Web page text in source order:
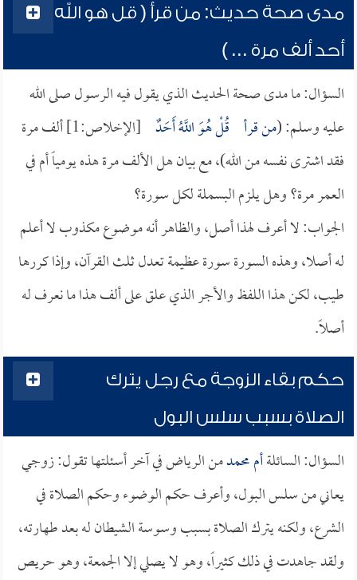
مدى صحة حديث: من قرأ ( قل هو الله
أحد ألف مرة ... )
السؤال: ما مدى صحة الحديث الذي يقول فيه الرسول صلى الله
عليه وسلم: (من قرأ قُلْ هُوَ اللَّهُ أَحَدٌ
[الإخلاص:1] ألف مرة
فقد اشترى نفسه من الله)، مع بيان هل الألف مرة هذه يومياً أم في
العمر مرة؟ وهل يلزم البسملة لكل سورة؟
الجواب: لا أعرف لهذا أصل، والظاهر أنه موضوع مكذوب لا أعلم
له أصلا، وهذه السورة سورة عظيمة تعدل ثلث القرآن، وإذا كررها
طيب، لكن هذا اللفظ والأجر الذي علق على ألف هذا ما نعرف له
أصلاً.
حكم بقاء الزوجة مع رجل يترك
الصلاة بسبب سلس البول
السؤال: السائلةأم محمدمن الرياض في آخر أسئلتها تقول: زوجي
يعاني من سلس البول، وأعرف حكم الوضوء وحكم الصلاة في
الشرع، ولكنه يترك الصلاة بسبب وسوسة الشيطان له بعد طهارته،
ولقد جاهدت في ذلك كثيراً، وهو لا يصلي إلا الجمعة، وهو حريص